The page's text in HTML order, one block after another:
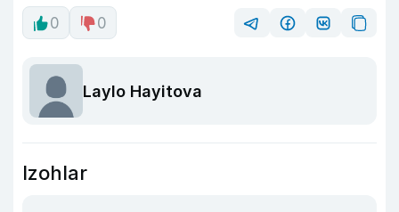
0 0
Laylo Hayitova
Izohlar